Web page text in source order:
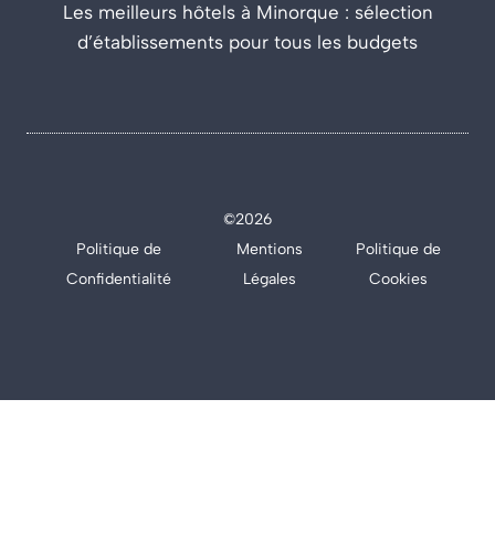
Les meilleurs hôtels à Minorque : sélection
d’établissements pour tous les budgets
©2026
Politique de
Confidentialité
Mentions
Légales
Politique de
Cookies